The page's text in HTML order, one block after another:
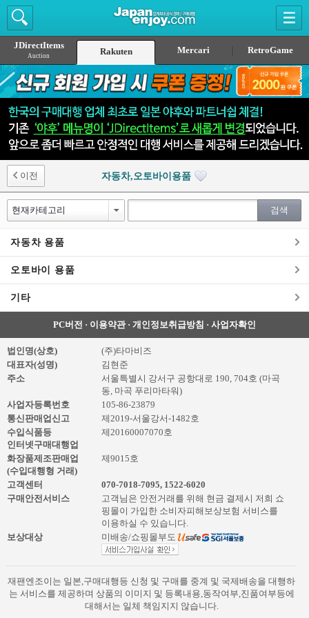
JDirectItems
Auction Rakuten Mercari RetroGame
자동차,오토바이용품
이전
자동차 용품
오토바이 용품
기타
PC버전 · 이용약관· 개인정보취급방침 · 사업자확인
법인명(상호)
(주)타마비즈
대표자(성명)
김현준
주소
서울특별시 강서구 공항대로 190, 704호 (마곡
동, 마곡 푸리마타워)
사업자등록번호
105-86-23879
통신판매업신고
제2019-서울강서-1482호
수입식품등
인터넷구매대행업
제20160007070호
화장품제조판매업
(수입대행형 거래)
제9015호
고객센터 070-7018-7095, 1522-6020
구매안전서비스
고객님은 안전거래를 위해 현금 결제시 저희 쇼
핑몰이 가입한 소비자피해보상보험 서비스를
이용하실 수 있습니다.
보상대상
미배송/쇼핑몰부도
재팬엔조이는 일본,구매대행등 신청 및 구매를 중계 및 국제배송을 대행하
는 서비스를 제공하며 상품의 이미지 및 등록내용,동작여부,진품여부등에
대해서는 일체 책임지지 않습니다.